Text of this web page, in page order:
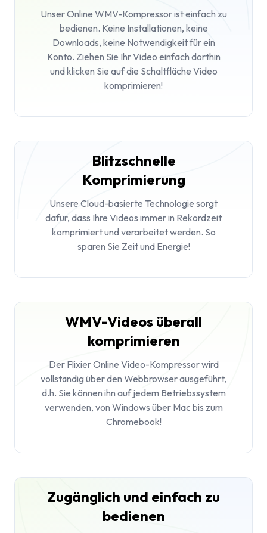
Unser Online WMV-Kompressor ist einfach zu
bedienen. Keine Installationen, keine
Downloads, keine Notwendigkeit für ein
Konto. Ziehen Sie Ihr Video einfach dorthin
und klicken Sie auf die Schaltfläche Video
komprimieren!
Blitzschnelle
Komprimierung
Unsere Cloud-basierte Technologie sorgt
dafür, dass Ihre Videos immer in Rekordzeit
komprimiert und verarbeitet werden. So
sparen Sie Zeit und Energie!
WMV-Videos überall
komprimieren
Der Flixier Online Video-Kompressor wird
vollständig über den Webbrowser ausgeführt,
d.h. Sie können ihn auf jedem Betriebssystem
verwenden, von Windows über Mac bis zum
Chromebook!
Zugänglich und einfach zu
bedienen